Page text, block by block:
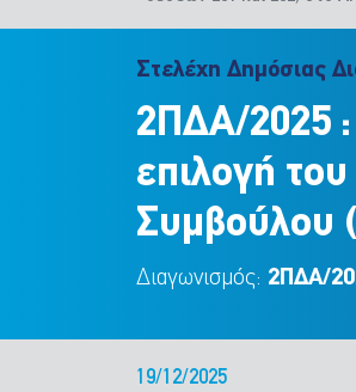
Στελέχη Δημόσιας
2ΠΔΑ/2025 :
επιλογή
Συμβούλου
Διαγωνισμός: 2ΠΔΑ/
19/12/2025